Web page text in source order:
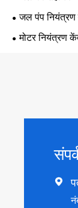
जल पंप नियंत्रण
मोटर नियंत्रण
